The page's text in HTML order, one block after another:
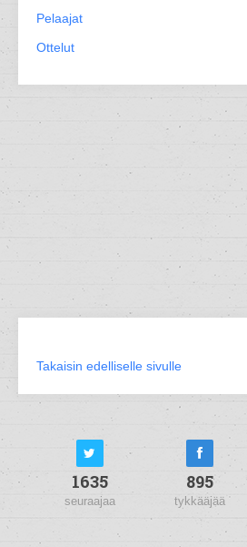
Pelaajat
Ottelut
Takaisin edelliselle sivulle
1635
seuraajaa
895
tykkääjää